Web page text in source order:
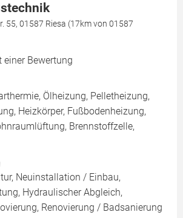
55, 01587 Riesa (17km von 01587
einer Bewertung
Ölheizung, Pelletheizung,
Heizkörper, Fußbodenheizung,
Brennstoffzelle,
Neuinstallation / Einbau,
Hydraulischer Abgleich,
Renovierung / Badsanierung